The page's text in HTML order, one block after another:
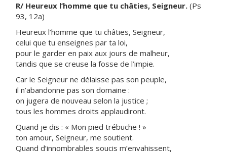
R/ Heureux l’homme que tu châties, Seigneur. (Ps
93, 12a)
Heureux l’homme que tu châties, Seigneur,
celui que tu enseignes par ta loi,
pour le garder en paix aux jours de malheur,
tandis que se creuse la fosse de l’impie.
Car le Seigneur ne délaisse pas son peuple,
il n’abandonne pas son domaine :
on jugera de nouveau selon la justice ;
tous les hommes droits applaudiront.
Quand je dis : « Mon pied trébuche ! »
ton amour, Seigneur, me soutient.
Quand d’innombrables soucis m’envahissent,